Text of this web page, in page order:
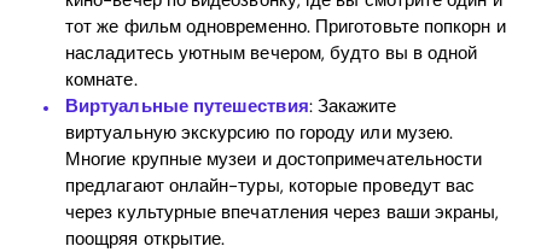
тот же фильм одновременно. Приготовьте попкорн и
насладитесь уютным вечером, будто вы в одной
комнате.
Виртуальные путешествия: Закажите
виртуальную экскурсию по городу или музею.
Многие крупные музеи и достопримечательности
предлагают онлайн-туры, которые проведут вас
через культурные впечатления через ваши экраны,
поощряя открытие.